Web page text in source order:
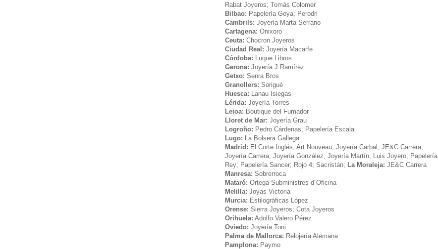
Rabat Joyeros; Tomás Colomer
Bilbao: Papelería Goya; Perodri
Cambrils: Joyería Marta Serrano
Cartagena: Onixoro
Ceuta: Chocron Joyeros
Ciudad Real: Joyería Macarfe
Córdoba: Luque Libros
Gerona: Joyería J.Ramírez
Getxo: Senra Bros
Granollers: Sorigué
Huesca: Lanau Isiegas
Lérida: Joyería Torres
Leioa: Boutique del Fumador
Lloret de Mar: Joyería Grau
Logroño: Pedro Cárdenas; Papelería Escala
Lugo: La Bolsera Gallega
Madrid: El Corte Inglés; Art Nouveau; Joyería Carbal; JE&C Carrera;
Joyería Carrera; Joyería González; Joyería Martín; Luis Joyero; Papelería
Rey; Papelería Sancer; Rojo 4; Sacristán; La Moraleja: JE&C Carrera
Manresa: Sobrerroca
Mataró: Ortega Subministres d´Oficina
Melilla: Joyas Victoria
Murcia: Estilográficas López
Orense: Sierra Joyeros; Cota Joyeros
Orihuela: Adolfo Valero Pérez
Oviedo: Joyería Toni
Palma de Mallorca: Relojería Alemana
Pamplona: Paymo